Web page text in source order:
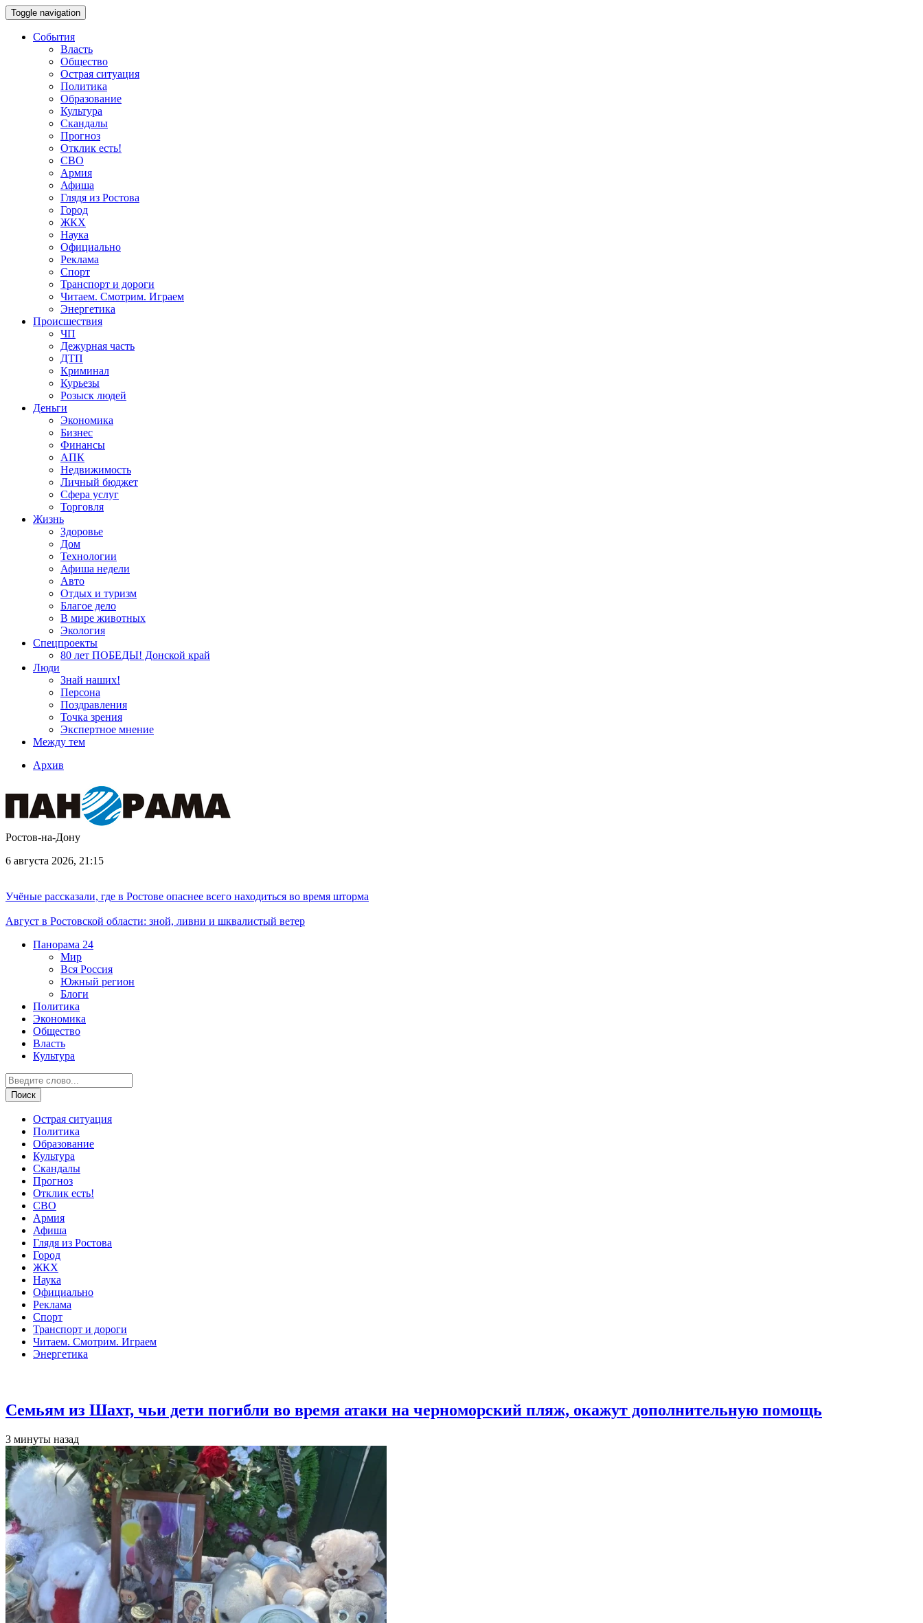
Toggle navigation
События
Власть
Общество
Острая ситуация
Политика
Образование
Культура
Скандалы
Прогноз
Отклик есть!
СВО
Армия
Афиша
Глядя из Ростова
Город
ЖКХ
Наука
Официально
Реклама
Спорт
Транспорт и дороги
Читаем. Смотрим. Играем
Энергетика
Происшествия
ЧП
Дежурная часть
ДТП
Криминал
Курьезы
Розыск людей
Деньги
Экономика
Бизнес
Финансы
АПК
Недвижимость
Личный бюджет
Сфера услуг
Торговля
Жизнь
Здоровье
Дом
Технологии
Афиша недели
Авто
Отдых и туризм
Благое дело
В мире животных
Экология
Спецпроекты
80 лет ПОБЕДЫ! Донской край
Люди
Знай наших!
Персона
Поздравления
Точка зрения
Экспертное мнение
Между тем
Архив
Ростов-на-Дону
6 августа 2026, 21:15
Учёные рассказали, где в Ростове опаснее всего находиться во время шторма
Август в Ростовской области: зной, ливни и шквалистый ветер
Панорама 24
Мир
Вся Россия
Южный регион
Блоги
Политика
Экономика
Общество
Власть
Культура
Острая ситуация
Политика
Образование
Культура
Скандалы
Прогноз
Отклик есть!
СВО
Армия
Афиша
Глядя из Ростова
Город
ЖКХ
Наука
Официально
Реклама
Спорт
Транспорт и дороги
Читаем. Смотрим. Играем
Энергетика
Семьям из Шахт, чьи дети погибли во время атаки на черноморский пляж, окажут дополнительную помощь
3 минуты назад